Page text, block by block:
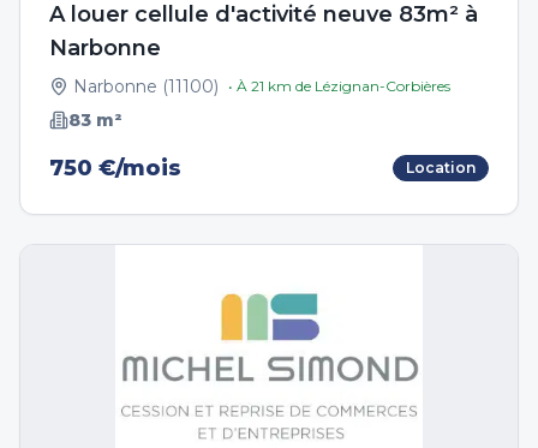
A louer cellule d'activité neuve 83m² à
Narbonne
Narbonne (11100) • À 21 km de Lézignan-Corbières
83 m²
750 €/mois Location